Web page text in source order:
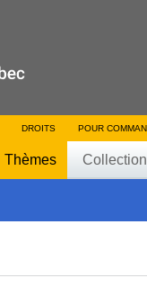
DROITS POUR
Thèmes